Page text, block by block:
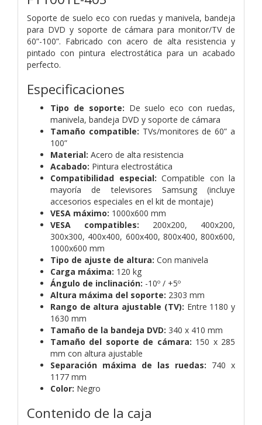
Soporte de suelo eco con ruedas y manivela, bandeja
para DVD y soporte de cámara para monitor/TV de
60”-100”. Fabricado con acero de alta resistencia y
pintado con pintura electrostática para un acabado
perfecto.
Especificaciones
Tipo de soporte: De suelo eco con ruedas,
manivela, bandeja DVD y soporte de cámara
Tamaño compatible: TVs/monitores de 60” a
100”
Material: Acero de alta resistencia
Acabado: Pintura electrostática
Compatibilidad especial: Compatible con la
mayoría de televisores Samsung (incluye
accesorios especiales en el kit de montaje)
VESA máximo: 1000x600 mm
VESA compatibles: 200x200, 400x200,
300x300, 400x400, 600x400, 800x400, 800x600,
1000x600 mm
Tipo de ajuste de altura: Con manivela
Carga máxima: 120 kg
Ángulo de inclinación: -10º / +5º
Altura máxima del soporte: 2303 mm
Rango de altura ajustable (TV): Entre 1180 y
1630 mm
Tamaño de la bandeja DVD: 340 x 410 mm
Tamaño del soporte de cámara: 150 x 285
mm con altura ajustable
Separación máxima de las ruedas: 740 x
1177 mm
Color: Negro
Contenido de la caja